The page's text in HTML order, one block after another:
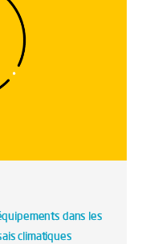
dans les
climatiques